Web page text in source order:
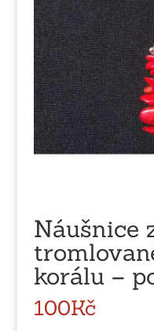
Náušnice
korálu –
100Kč